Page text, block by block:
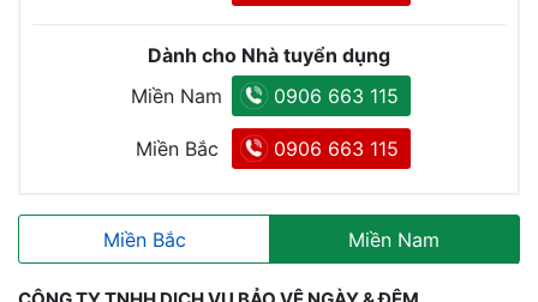
Dành cho Nhà tuyển dụng
Miền Nam
0906 663 115
Miền Bắc 0906 663 115
Miền Bắc Miền Nam